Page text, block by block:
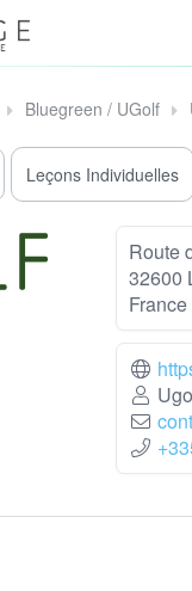
Bluegreen / UGolf
Leçons Individuelles
Route
32600
France